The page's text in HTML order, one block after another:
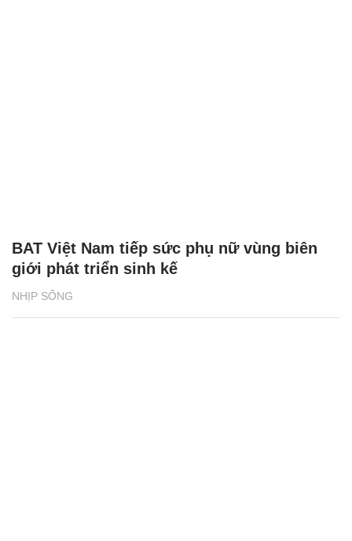
NHỊP SỐNG
BAT Việt Nam tiếp sức phụ nữ vùng biên
giới phát triển sinh kế